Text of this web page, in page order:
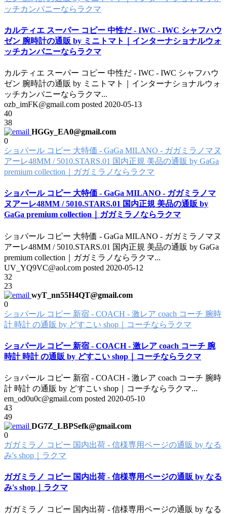
ッチカンパニーならラクマ
カルティエ スーパー コピー 中性だ - IWC - IWC シャフハウ
ゼン 腕時計の通販 by ミニトマト｜インターナショナルウォ
ッチカンパニーならラクマ
カルティエ スーパー コピー 中性だ - IWC - IWC シャフハウ
ゼン 腕時計の通販 by ミニトマト｜インターナショナルウォ
ッチカンパニーならラクマ...
ozb_imFK@gmail.com posted 2020-05-13
40
38
HGGy_EA0@gmail.com
0
ショパール コピー 大特価 - GaGa MILANO - ガガミラノマヌ
アーレ48MM / 5010.STARS.01 国内正規 美品の通販 by GaGa
premium collection｜ガガミラノならラクマ
ショパール コピー 大特価 - GaGa MILANO - ガガミラノマ
ヌアーレ48MM / 5010.STARS.01 国内正規 美品の通販 by
GaGa premium collection｜ガガミラノならラクマ
ショパール コピー 大特価 - GaGa MILANO - ガガミラノマヌ
アーレ48MM / 5010.STARS.01 国内正規 美品の通販 by GaGa
premium collection｜ガガミラノならラクマ...
UV_YQ9VC@aol.com posted 2020-05-12
32
23
wyT_nn55H4QT@gmail.com
0
ショパール コピー 新宿 - COACH - 激レア coach コーチ 腕時
計 時計 の通販 by どすこい shop｜コーチならラクマ
ショパール コピー 新宿 - COACH - 激レア coach コーチ 腕
時計 時計 の通販 by どすこい shop｜コーチならラクマ
ショパール コピー 新宿 - COACH - 激レア coach コーチ 腕時
計 時計 の通販 by どすこい shop｜コーチならラクマ...
em_od0u0c@gmail.com posted 2020-05-10
43
49
DG7Z_LBPSefk@gmail.com
0
ガガミラノ コピー 国内出荷 - 信様専用ページの通販 by なる
み's shop｜ラクマ
ガガミラノ コピー 国内出荷 - 信様専用ページの通販 by なる
み's shop｜ラクマ
ガガミラノ コピー 国内出荷 - 信様専用ページの通販 by なる